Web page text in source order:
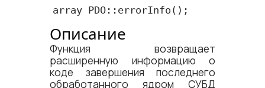
array PDO::errorInfo();
Описание
Функция возвращает
расширенную информацию о
коде завершения последнего
обработанного ядром СУБД